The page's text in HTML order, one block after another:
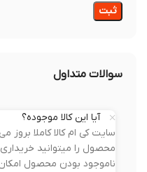
سوالات متداول
آیا این کالا موجوده؟
سایت کی ام کالا کاملا بروز می
محصول را میتوانید خریداری
ناموجود بودن محصول امکان